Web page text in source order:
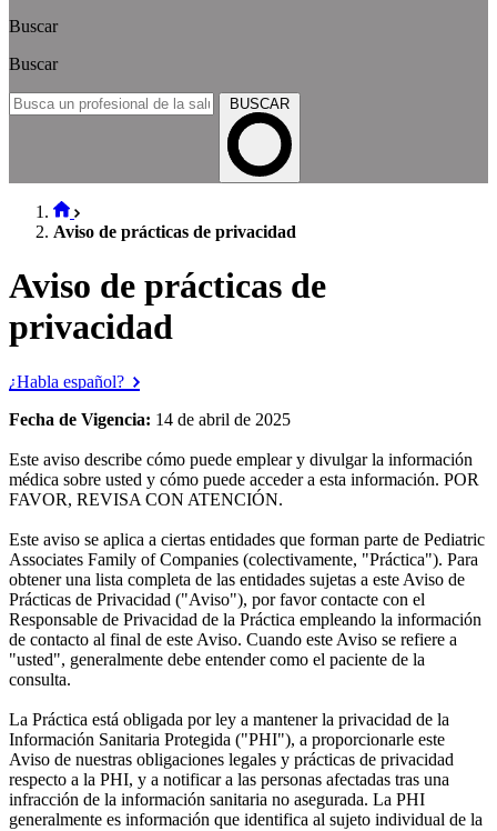
Buscar
Buscar
BUSCAR
Aviso de prácticas de privacidad
Aviso de prácticas de
privacidad
¿Habla español?
Fecha de Vigencia: 14 de abril de 2025
Este aviso describe cómo puede emplear y divulgar la información
médica sobre usted y cómo puede acceder a esta información. POR
FAVOR, REVISA CON ATENCIÓN.
Este aviso se aplica a ciertas entidades que forman parte de Pediatric
Associates Family of Companies (colectivamente, "Práctica"). Para
obtener una lista completa de las entidades sujetas a este Aviso de
Prácticas de Privacidad ("Aviso"), por favor contacte con el
Responsable de Privacidad de la Práctica empleando la información
de contacto al final de este Aviso. Cuando este Aviso se refiere a
"usted", generalmente debe entender como el paciente de la
consulta.
La Práctica está obligada por ley a mantener la privacidad de la
Información Sanitaria Protegida ("PHI"), a proporcionarle este
Aviso de nuestras obligaciones legales y prácticas de privacidad
respecto a la PHI, y a notificar a las personas afectadas tras una
infracción de la información sanitaria no asegurada. La PHI
generalmente es información que identifica al sujeto individual de la